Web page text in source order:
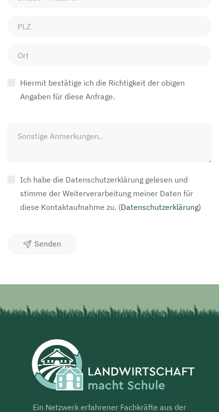
Hiermit bestätige ich die Richtigkeit der obigen
Angaben für diese Anfrage.
Ich habe die Datenschutzerklärung gelesen und
stimme der Weiterverarbeitung meiner Daten für
diese Kontaktaufnahme zu. (Datenschutzerklärung)
Senden
Ein Netzwerk erfahrener Fachkräfte aus der